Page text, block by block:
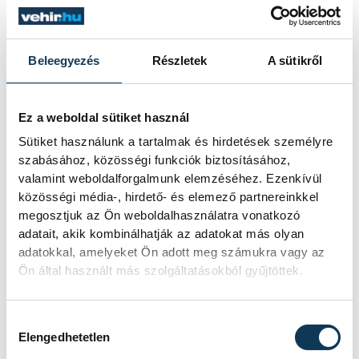
Beleegyezés Részletek A sütikről
Ez a weboldal sütiket használ
Sütiket használunk a tartalmak és hirdetések személyre
szabásához, közösségi funkciók biztosításához,
valamint weboldalforgalmunk elemzéséhez. Ezenkívül
közösségi média-, hirdető- és elemező partnereinkkel
megosztjuk az Ön weboldalhasználatra vonatkozó
adatait, akik kombinálhatják az adatokat más olyan
adatokkal, amelyeket Ön adott meg számukra vagy az
Ön által használt más szolgáltatásokból gyűjtöttek.
Elengedhetetlen
Amikor egy turista, vagy akár egy
veszprémi ember végigsétál a történelmi
Vár utcában, és a szeme alig tudja
befogadni az elé táruló látványt,
legtöbbször a múltban keresi a választ a
megőrzésében, mint annak, hogy elődjeink